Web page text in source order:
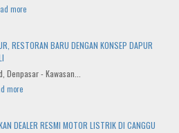
more
RESTORAN BARU DENGAN KONSEP DAPUR
Denpasar - Kawasan...
more
DEALER RESMI MOTOR LISTRIK DI CANGGU